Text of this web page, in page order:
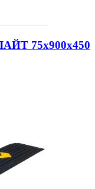
75х900х450